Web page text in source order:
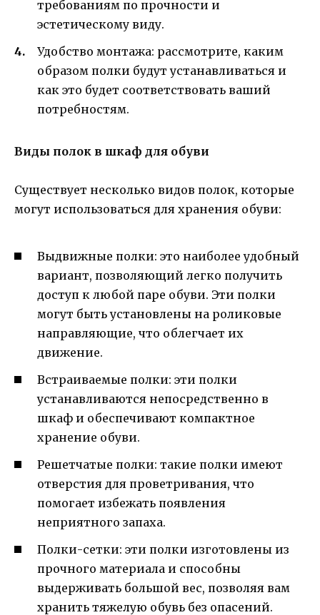
требованиям по прочности и
эстетическому виду.
Удобство монтажа: рассмотрите, каким
образом полки будут устанавливаться и
как это будет соответствовать ваший
потребностям.
Виды полок в шкаф для обуви
Существует несколько видов полок, которые
могут использоваться для хранения обуви:
Выдвижные полки: это наиболее удобный
вариант, позволяющий легко получить
доступ к любой паре обуви. Эти полки
могут быть установлены на роликовые
направляющие, что облегчает их
движение.
Встраиваемые полки: эти полки
устанавливаются непосредственно в
шкаф и обеспечивают компактное
хранение обуви.
Решетчатые полки: такие полки имеют
отверстия для проветривания, что
помогает избежать появления
неприятного запаха.
Полки-сетки: эти полки изготовлены из
прочного материала и способны
выдерживать большой вес, позволяя вам
хранить тяжелую обувь без опасений.